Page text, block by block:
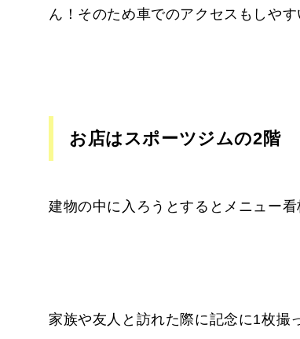
ん！そのため車でのアクセスもしや
お店はスポーツジムの2階
建物の中に入ろうとするとメニュー
家族や友人と訪れた際に記念に1枚撮